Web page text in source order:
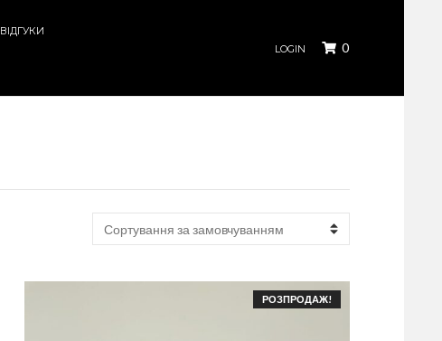
ВІДГУКИ
LOGIN 0
РОЗПРОДАЖ!